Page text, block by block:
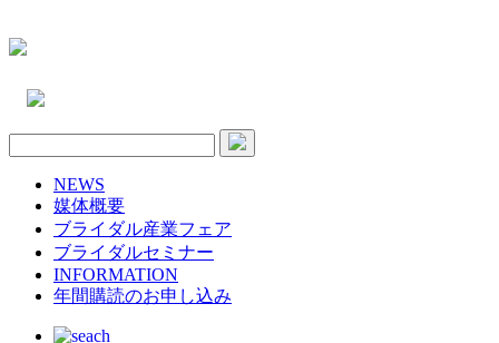
NEWS
媒体概要
ブライダル産業フェア
ブライダルセミナー
INFORMATION
年間購読のお申し込み